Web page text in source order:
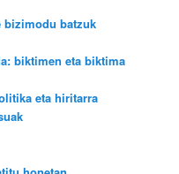
bizimodu batzuk
biktimen eta biktima
eta hiritarra